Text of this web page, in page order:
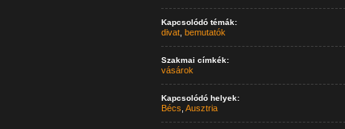
Kapcsolódó témák:
divat, bemutatók
Szakmai címkék:
vásárok
Kapcsolódó helyek:
Bécs Ausztria